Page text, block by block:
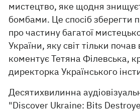
мистецтво, яке щодня
бомбами. Це спосіб зберегти
про частину багатої
України, яку світ тільки
коментує Тетяна Філевська,
директорка Українського
Десятихвилинна
"Discover Ukraine: Bits